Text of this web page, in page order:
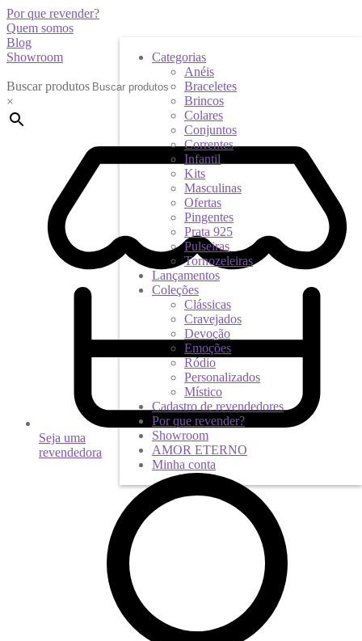
Por que revender?
Quem somos
Blog
Showroom
Buscar produtos
×
Seja uma
revendedora
Categorias
Anéis
Braceletes
Brincos
Colares
Conjuntos
Correntes
Infantil
Kits
Masculinas
Ofertas
Pingentes
Prata 925
Pulseiras
Tornozeleiras
Lançamentos
Coleções
Clássicas
Cravejados
Devoção
Emoções
Ródio
Personalizados
Místico
Cadastro de revendedores
Por que revender?
Showroom
AMOR ETERNO
Minha conta